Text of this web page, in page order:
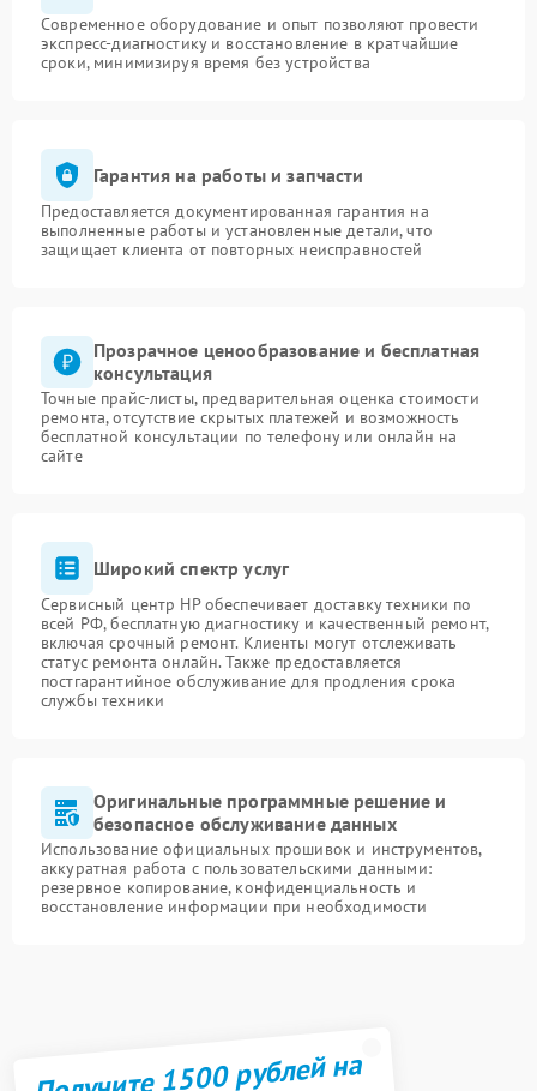
Современное оборудование и опыт позволяют провести
экспресс-диагностику и восстановление в кратчайшие
сроки, минимизируя время без устройства
Гарантия на работы и запчасти
Предоставляется документированная гарантия на
выполненные работы и установленные детали, что
защищает клиента от повторных неисправностей
Прозрачное ценообразование и бесплатная
консультация
Точные прайс-листы, предварительная оценка стоимости
ремонта, отсутствие скрытых платежей и возможность
бесплатной консультации по телефону или онлайн на
сайте
Широкий спектр услуг
Сервисный центр HP обеспечивает доставку техники по
всей РФ, бесплатную диагностику и качественный ремонт,
включая срочный ремонт. Клиенты могут отслеживать
статус ремонта онлайн. Также предоставляется
постгарантийное обслуживание для продления срока
службы техники
Оригинальные программные решение и
безопасное обслуживание данных
Использование официальных прошивок и инструментов,
аккуратная работа с пользовательскими данными:
резервное копирование, конфиденциальность и
восстановление информации при необходимости